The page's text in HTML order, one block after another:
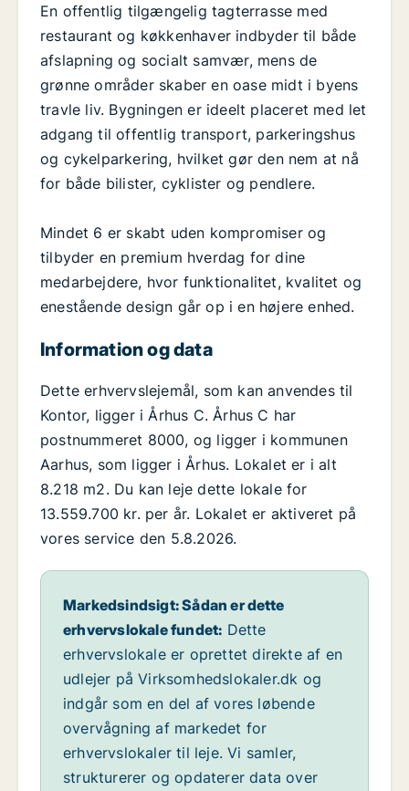
En offentlig tilgængelig tagterrasse med
restaurant og køkkenhaver indbyder til både
afslapning og socialt samvær, mens de
grønne områder skaber en oase midt i byens
travle liv. Bygningen er ideelt placeret med let
adgang til offentlig transport, parkeringshus
og cykelparkering, hvilket gør den nem at nå
for både bilister, cyklister og pendlere.
Mindet 6 er skabt uden kompromiser og
tilbyder en premium hverdag for dine
medarbejdere, hvor funktionalitet, kvalitet og
enestående design går op i en højere enhed.
Information og data
Dette erhvervslejemål, som kan anvendes til
Kontor, ligger i Århus C. Århus C har
postnummeret 8000, og ligger i kommunen
Aarhus, som ligger i Århus. Lokalet er i alt
8.218 m2. Du kan leje dette lokale for
13.559.700 kr. per år. Lokalet er aktiveret på
vores service den 5.8.2026.
Markedsindsigt: Sådan er dette
erhvervslokale fundet: Dette
erhvervslokale er oprettet direkte af en
udlejer på Virksomhedslokaler.dk og
indgår som en del af vores løbende
overvågning af markedet for
erhvervslokaler til leje. Vi samler,
strukturerer og opdaterer data over